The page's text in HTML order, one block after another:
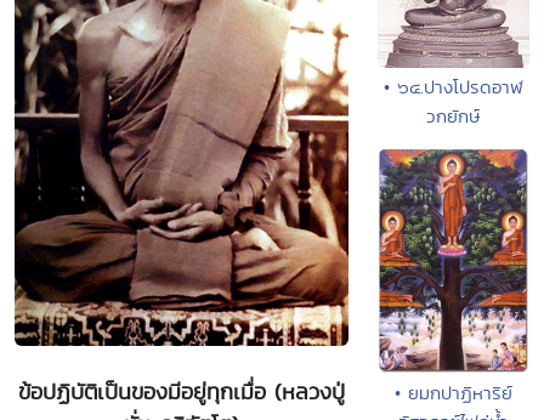
ข้อปฏิบัติเป็นของมีอยู่ทุกเมื่อ (หลวงปู่
• ๖๔.ปางโปรดอาฬ
วกยักษ์
• ยมกปาฏิหาริย์